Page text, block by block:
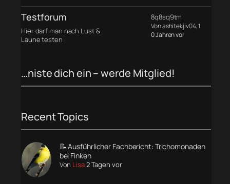
Testforum
Hier darf man nach Lust &
Laune testen
8q8sq9tm
Von ashitekjiv04, 1
0 Jahren vor
…niste dich ein – werde Mitglied!
Recent Topics
📝 Ausführlicher Fachbericht: Trichomonaden
bei Finken
Von Lisa2 Tagen vor